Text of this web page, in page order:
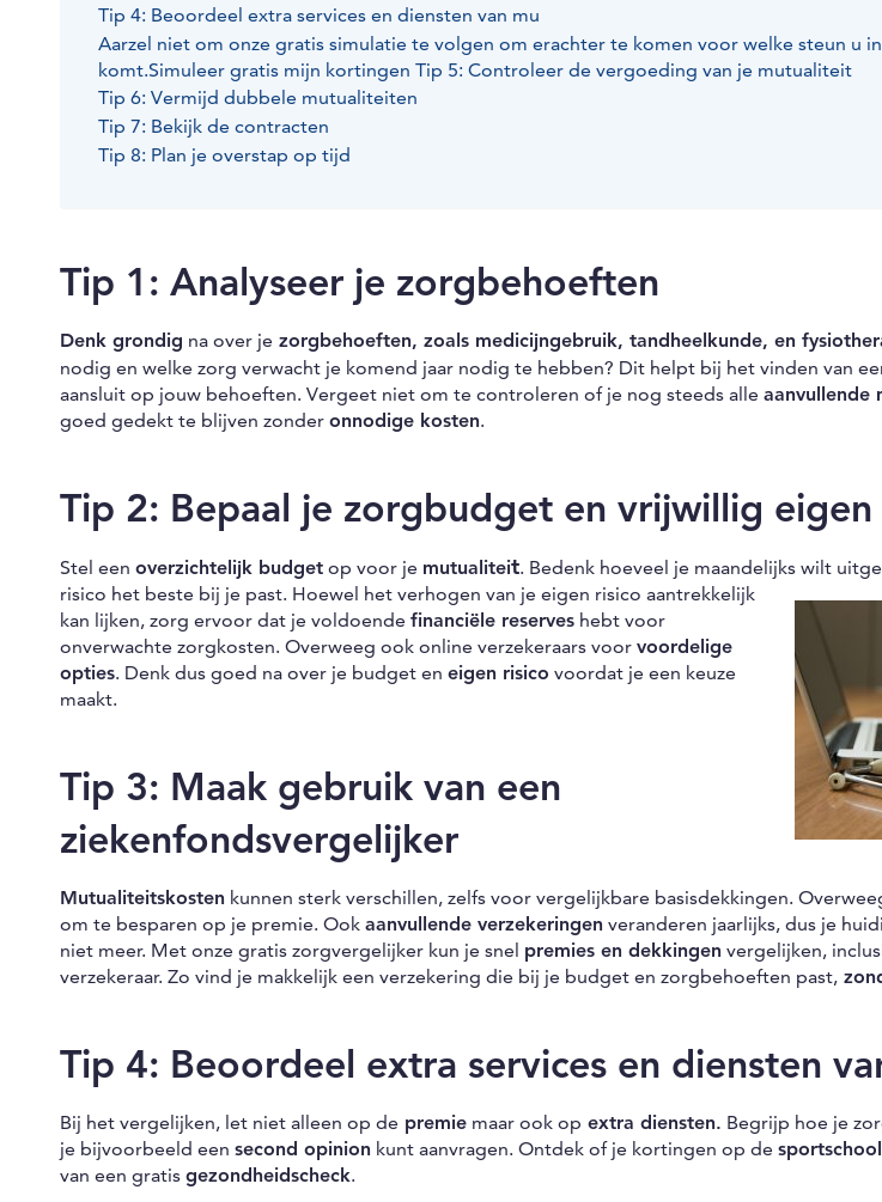
Tip 4: Beoordeel extra services en diensten van mu
Aarzel niet om onze gratis simulatie te volgen om erachter te komen voor welke steun u
komt.Simuleer gratis mijn kortingen Tip 5: Controleer de vergoeding van je mutualiteit
Tip 6: Vermijd dubbele mutualiteiten
Tip 7: Bekijk de contracten
Tip 8: Plan je overstap op tijd
Tip 1: Analyseer je zorgbehoeften
Denk grondig na over je zorgbehoeften, zoals medicijngebruik, tandheelkunde, en
nodig en welke zorg verwacht je komend jaar nodig te hebben? Dit helpt bij het vinden van
aansluit op jouw behoeften. Vergeet niet om te controleren of je nog steeds alle aanvullende
goed gedekt te blijven zonder onnodige kosten.
Tip 2: Bepaal je zorgbudget en vrijwillig eigen
Stel een overzichtelijk budget op voor je mutualiteit. Bedenk hoeveel je maandelijks wilt
risico het beste bij je past. Hoewel het verhogen van je eigen risico aantrekkelijk
kan lijken, zorg ervoor dat je voldoende financiële reserves hebt voor
onverwachte zorgkosten. Overweeg ook online verzekeraars voor voordelige
opties. Denk dus goed na over je budget en eigen risico voordat je een keuze
maakt.
Tip 3: Maak gebruik van een
ziekenfondsvergelijker
Mutualiteitskosten kunnen sterk verschillen, zelfs voor vergelijkbare basisdekkingen.
om te besparen op je premie. Ook aanvullende verzekeringen veranderen jaarlijks, dus je
niet meer. Met onze gratis zorgvergelijker kun je snel premies en dekkingen vergelijken,
verzekeraar. Zo vind je makkelijk een verzekering die bij je budget en zorgbehoeften past,
Tip 4: Beoordeel extra services en diensten
Bij het vergelijken, let niet alleen op de premie maar ook op extra diensten. Begrijp hoe je
je bijvoorbeeld een second opinion kunt aanvragen. Ontdek of je kortingen op de sportschool
van een gratis gezondheidscheck.